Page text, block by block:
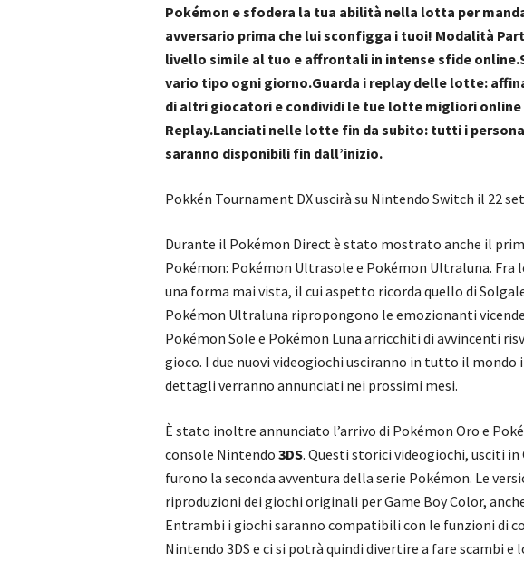
Pokémon e sfodera la tua abilità nella lotta per
avversario prima che lui sconfigga i tuoi! Modalità
livello simile al tuo e affrontali in intense sfide
vario tipo ogni giorno.Guarda i replay delle lotte:
di altri giocatori e condividi le tue lotte migliori
Replay.Lanciati nelle lotte fin da subito: tutti i
saranno disponibili fin dall’inizio.
Pokkén Tournament DX uscirà su Nintendo Switch il 22
Durante il Pokémon Direct è stato mostrato anche il
Pokémon: Pokémon Ultrasole e Pokémon Ultraluna. Fra
una forma mai vista, il cui aspetto ricorda quello di
Pokémon Ultraluna ripropongono le emozionanti
Pokémon Sole e Pokémon Luna arricchiti di avvincenti
gioco. I due nuovi videogiochi usciranno in tutto il mondo
dettagli verranno annunciati nei prossimi mesi.
È stato inoltre annunciato l’arrivo di Pokémon Oro e
console Nintendo 3DS. Questi storici videogiochi, usciti in
furono la seconda avventura della serie Pokémon. Le
riproduzioni dei giochi originali per Game Boy Color,
Entrambi i giochi saranno compatibili con le funzioni di
Nintendo 3DS e ci si potrà quindi divertire a fare scambi